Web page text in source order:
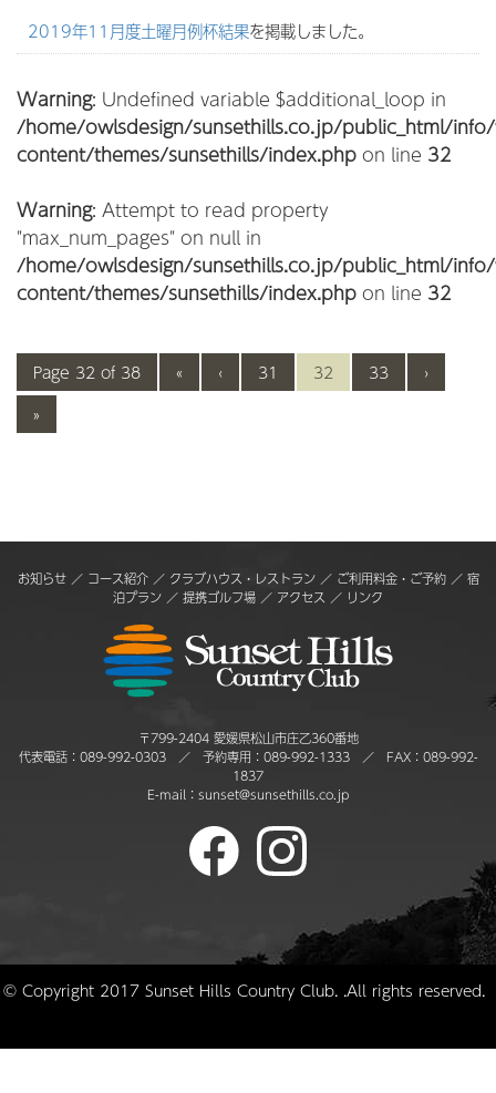
2019年11月度土曜月例杯結果を掲載しました。
Warning: Undefined variable $additional_loop in
/home/owlsdesign/sunsethills.co.jp/public_html/
content/themes/sunsethills/index.php on line 32
Warning: Attempt to read property
"max_num_pages" on null in
/home/owlsdesign/sunsethills.co.jp/public_html/
content/themes/sunsethills/index.php on line 32
Page 32 of 38 « ‹ 31 32 33
›
»
お知らせ／ コース紹介／ クラブハウス・レストラン／ ご利用料金・ご予約／ 宿
泊プラン ／ 提携ゴルフ場 ／ アクセス ／ リンク
〒799-2404 愛媛県松山市庄乙360番地
代表電話： 089-992-0303／ 予約専用： 089-992-1333／ FAX：089-992-
1837
E-mail： sunset@sunsethills.co.jp
© Copyright 2017 Sunset Hills Country Club. .All rights reserved.